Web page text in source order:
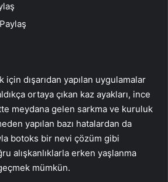
için dışarıdan yapılan uygulamalar
ortaya çıkan kaz ayakları, ince
meydana gelen sarkma ve kuruluk
yapılan bazı hatalardan da
botoks bir nevi çözüm gibi
alışkanlıklarla erken yaşlanma
mümkün.